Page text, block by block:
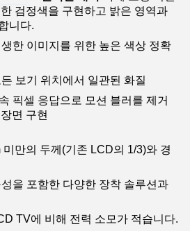
검정색을 구현하고 밝은 영역과
니다.
생한 이미지를 위한 높은 색상 정확
보기 위치에서 일관된 화질
픽셀 응답으로 모션 블러를 제거
면 구현
미만의 두께(기존 LCD의 1/3)와 경
을 포함한 다양한 장착 솔루션과
TV에 비해 전력 소모가 적습니다.